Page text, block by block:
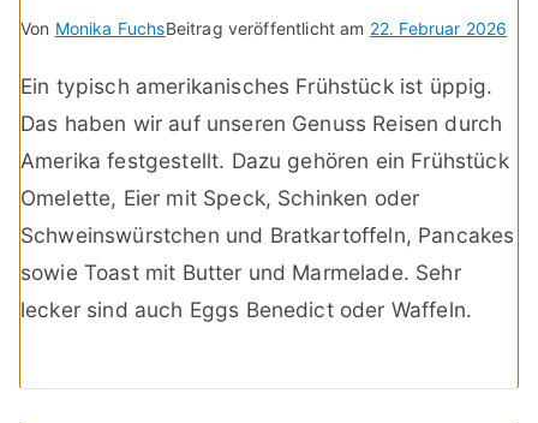
Von Monika FuchsBeitrag veröffentlicht am 22. Februar 2026
Ein typisch amerikanisches Frühstück ist üppig.
Das haben wir auf unseren Genuss Reisen durch
Amerika festgestellt. Dazu gehören ein Frühstück
Omelette, Eier mit Speck, Schinken oder
Schweinswürstchen und Bratkartoffeln, Pancakes
sowie Toast mit Butter und Marmelade. Sehr
lecker sind auch Eggs Benedict oder Waffeln.